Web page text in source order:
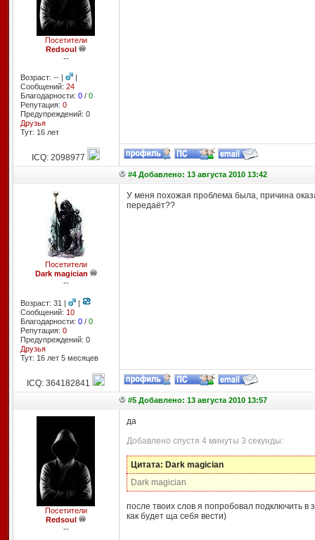
Посетители
Redsoul
--
Возраст: -- |
|
Сообщений: 24
Благодарности: 0/ 0
Репутация: 0
Предупреждений: 0
Друзья
Тут: 16 лет
ICQ: 2098977
#4 Добавлено: 13 августа 2010 13:42
Посетители
Dark magician
--
Возраст: 31 |
|
Сообщений: 10
Благодарности: 0/ 0
Репутация: 0
Предупреждений: 0
Друзья
Тут: 16 лет 5 месяцев
У меня похожая проблема была, причина
передаёт??
ICQ: 364182841
#5 Добавлено: 13 августа 2010 13:57
Посетители
Redsoul
--
да
Добавлено спустя 4 минуты 3 секунды:
Цитата: Dark magician
Dark magician
после твоих слов я попробовал подключить
как будет ща себя вести)